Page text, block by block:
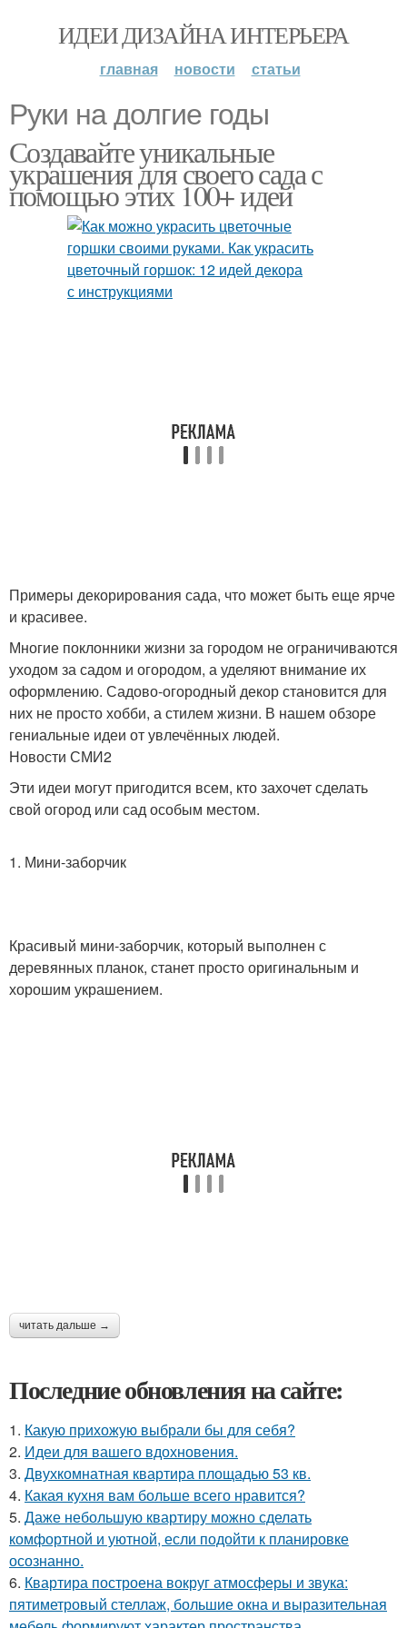
ИДЕИ ДИЗАЙНА ИНТЕРЬЕРА
главная новости статьи
Руки на долгие годы
Создавайте уникальные
украшения для своего сада с
помощью этих 100+ идей
Примеры декорирования сада, что может быть еще ярче
и красивее.
Многие поклонники жизни за городом не ограничиваются
уходом за садом и огородом, а уделяют внимание их
оформлению. Садово-огородный декор становится для
них не просто хобби, а стилем жизни. В нашем обзоре
гениальные идеи от увлечённых людей.
Новости СМИ2
Эти идеи могут пригодится всем, кто захочет сделать
свой огород или сад особым местом.
1. Мини-заборчик
Красивый мини-заборчик, который выполнен с
деревянных планок, станет просто оригинальным и
хорошим украшением.
читать дальше →
Последние обновления на сайте:
1. Какую прихожую выбрали бы для себя?
2. Идеи для вашего вдохновения.
3. Двухкомнатная квартира площадью 53 кв.
4. Какая кухня вам больше всего нравится?
5. Даже небольшую квартиру можно сделать
комфортной и уютной, если подойти к планировке
осознанно.
6. Квартира построена вокруг атмосферы и звука:
пятиметровый стеллаж, большие окна и выразительная